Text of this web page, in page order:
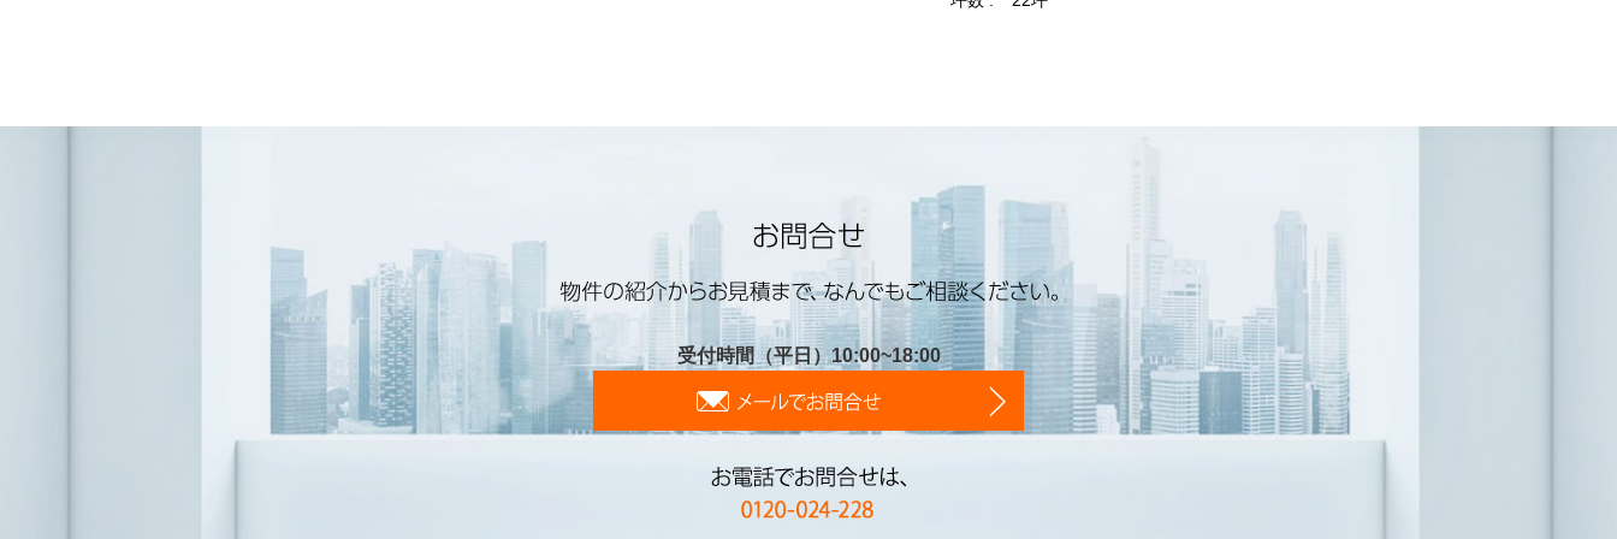
受付時間（平日）10:00~18:00